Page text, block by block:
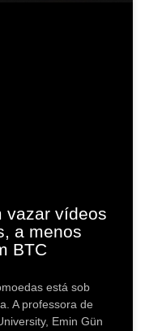
vazar vídeos
a menos
BTC
está sob
A professora de
Emin Gün